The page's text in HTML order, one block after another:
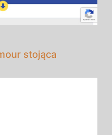
stojąca